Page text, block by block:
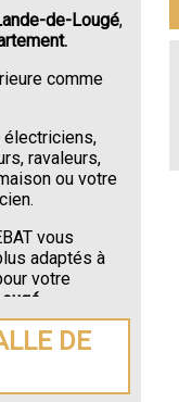
de-Lougé,
comme
électriciens,
ravaleurs,
ou votre
vous
adaptés à
votre
DE